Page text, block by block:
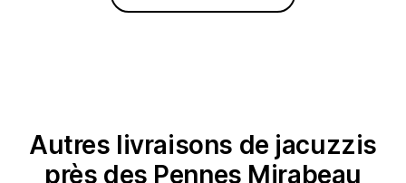
Autres livraisons de jacuzzis
près des Pennes Mirabeau